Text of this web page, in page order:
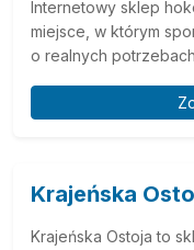
Internetowy sklep
miejsce, w którym
o realnych
Krajeńska
Krajeńska Ostoja to